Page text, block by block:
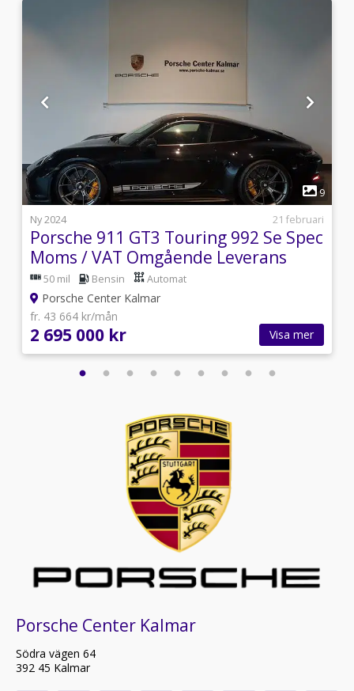
1
9
Ny 2024
21 februari
Porsche 911 GT3 Touring 992 Se Spec
Moms / VAT Omgående Leverans
50 mil Bensin Automat
Porsche Center Kalmar
fr. 43 664 kr/mån
2 695 000 kr Visa mer
Porsche Center Kalmar
Södra vägen 64
392 45 Kalmar